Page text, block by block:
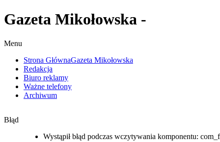
Gazeta Mikołowska -
Menu
Strona GłównaGazeta Mikołowska
Redakcja
Biuro reklamy
Ważne telefony
Archiwum
Błąd
Wystąpił błąd podczas wczytywania komponentu: